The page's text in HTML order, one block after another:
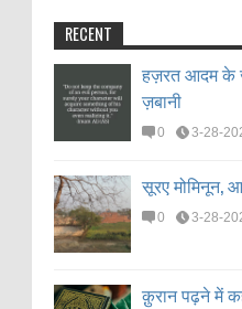
RECENT
हज़रत आदम के
ज़बानी
0 3-28-
सूरए मोमिनून,
0 3-28-
क़ुरान पढ़ने में